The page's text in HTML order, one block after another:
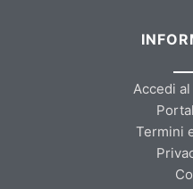
Accedi
Termini